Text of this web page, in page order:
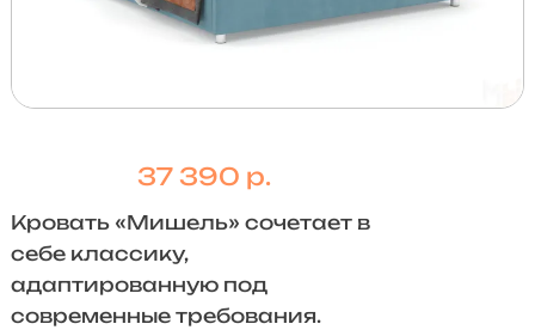
37 390 р.
Кровать «Мишель» сочетает в
себе классику,
адаптированную под
современные требования.